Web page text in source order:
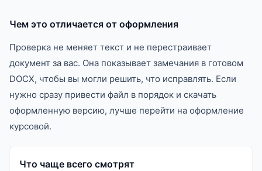
Чем это отличается от оформления
Проверка не меняет текст и не перестраивает
документ за вас. Она показывает замечания в готовом
DOCX, чтобы вы могли решить, что исправлять. Если
нужно сразу привести файл в порядок и скачать
оформленную версию, лучше перейти на оформление
курсовой.
Что чаще всего смотрят